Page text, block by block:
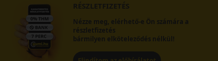
RÉSZLETFIZETÉS
Nézze meg, elérhető-e Ön számára a
részletfizetés
bármilyen elköteleződés nélkül!